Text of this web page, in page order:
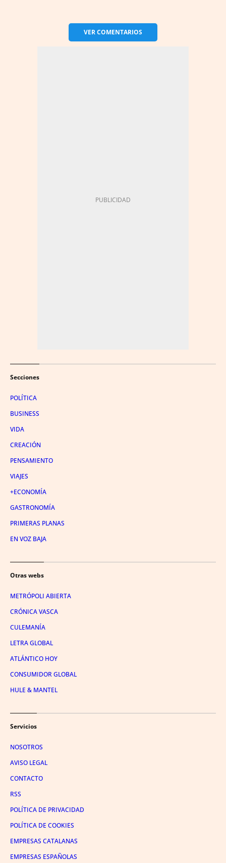
VERCOMENTARIOS
Secciones
POLÍTICA
BUSINESS
VIDA
CREACIÓN
PENSAMIENTO
VIAJES
+ECONOMÍA
GASTRONOMÍA
PRIMERAS PLANAS
EN VOZ BAJA
Otras webs
METRÓPOLI ABIERTA
CRÓNICA VASCA
CULEMANÍA
LETRA GLOBAL
ATLÁNTICO HOY
CONSUMIDOR GLOBAL
HULE & MANTEL
Servicios
NOSOTROS
AVISO LEGAL
CONTACTO
RSS
POLÍTICA DE PRIVACIDAD
POLÍTICA DE COOKIES
EMPRESAS CATALANAS
EMPRESAS ESPAÑOLAS